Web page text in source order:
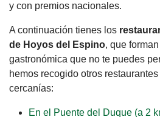
y con premios nacionales.
A continuación tienes los
de Hoyos del Espino, que
gastronómica que no te puedes
hemos recogido otros
cercanías:
En el Puente del Duque (a 2